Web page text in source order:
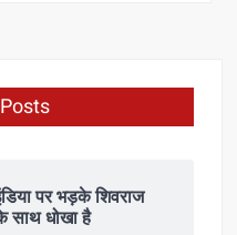
पर भड़के शिवराज
साथ धोखा है